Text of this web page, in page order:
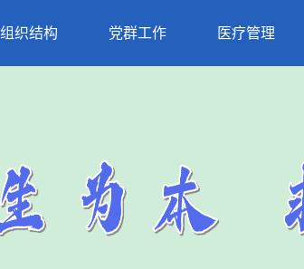
组织结构 党群工作 医疗管理